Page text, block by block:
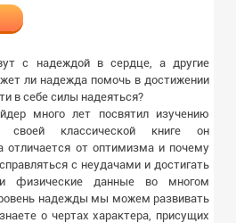
с надеждой в сердце, а другие
ли надежда помочь в достижении
в себе силы надеяться?
много лет посвятил изучению
своей классической книге он
отличается от оптимизма и почему
с неудачами и достигать
физические данные во многом
надежды мы можем развивать
о чертах характера, присущих